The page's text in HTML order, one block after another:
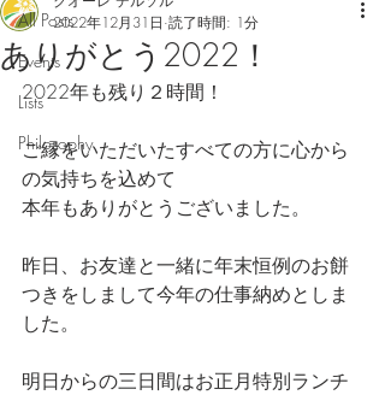
All Posts
Events
Lists
Philosophy
ありがとう2022！
2022年12月31日 読了時間: 1分
2022年も残り２時間！
ご縁をいただいたすべての方に心から
の気持ちを込めて
本年もありがとうございました。
昨日、お友達と一緒に年末恒例のお餅
つきをしまして今年の仕事納めとしま
した。
明日からの三日間はお正月特別ランチ